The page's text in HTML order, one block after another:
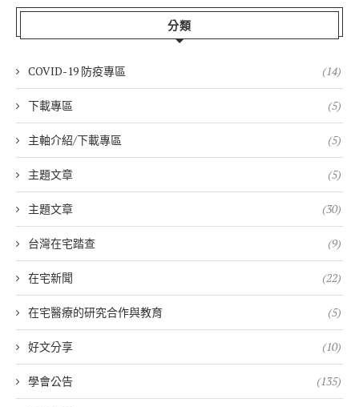
分類
COVID-19 防疫專區 (14)
下載專區 (5)
主軸介紹/下載專區 (5)
主題文章 (5)
主題文章 (30)
台灣在宅踏查 (9)
在宅新聞 (22)
在宅醫療的研究合作與教育 (5)
好文分享 (10)
學會公告 (135)